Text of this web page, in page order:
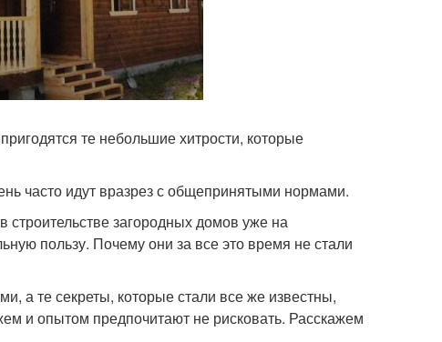
те небольшие хитрости, которые
часто идут вразрез с общепринятыми нормами.
строительстве загородных домов уже на
пользу. Почему они за все это время не стали
а те секреты, которые стали все же известны,
и опытом предпочитают не рисковать. Расскажем